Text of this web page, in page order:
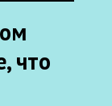
что